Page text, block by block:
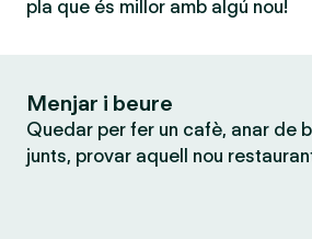
pla que és millor amb algú nou!
Menjar i beure
Quedar per fer un cafè, anar de
junts, provar aquell nou